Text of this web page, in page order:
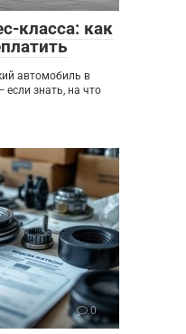
класса: как
автомобиль в
знать, на что
0